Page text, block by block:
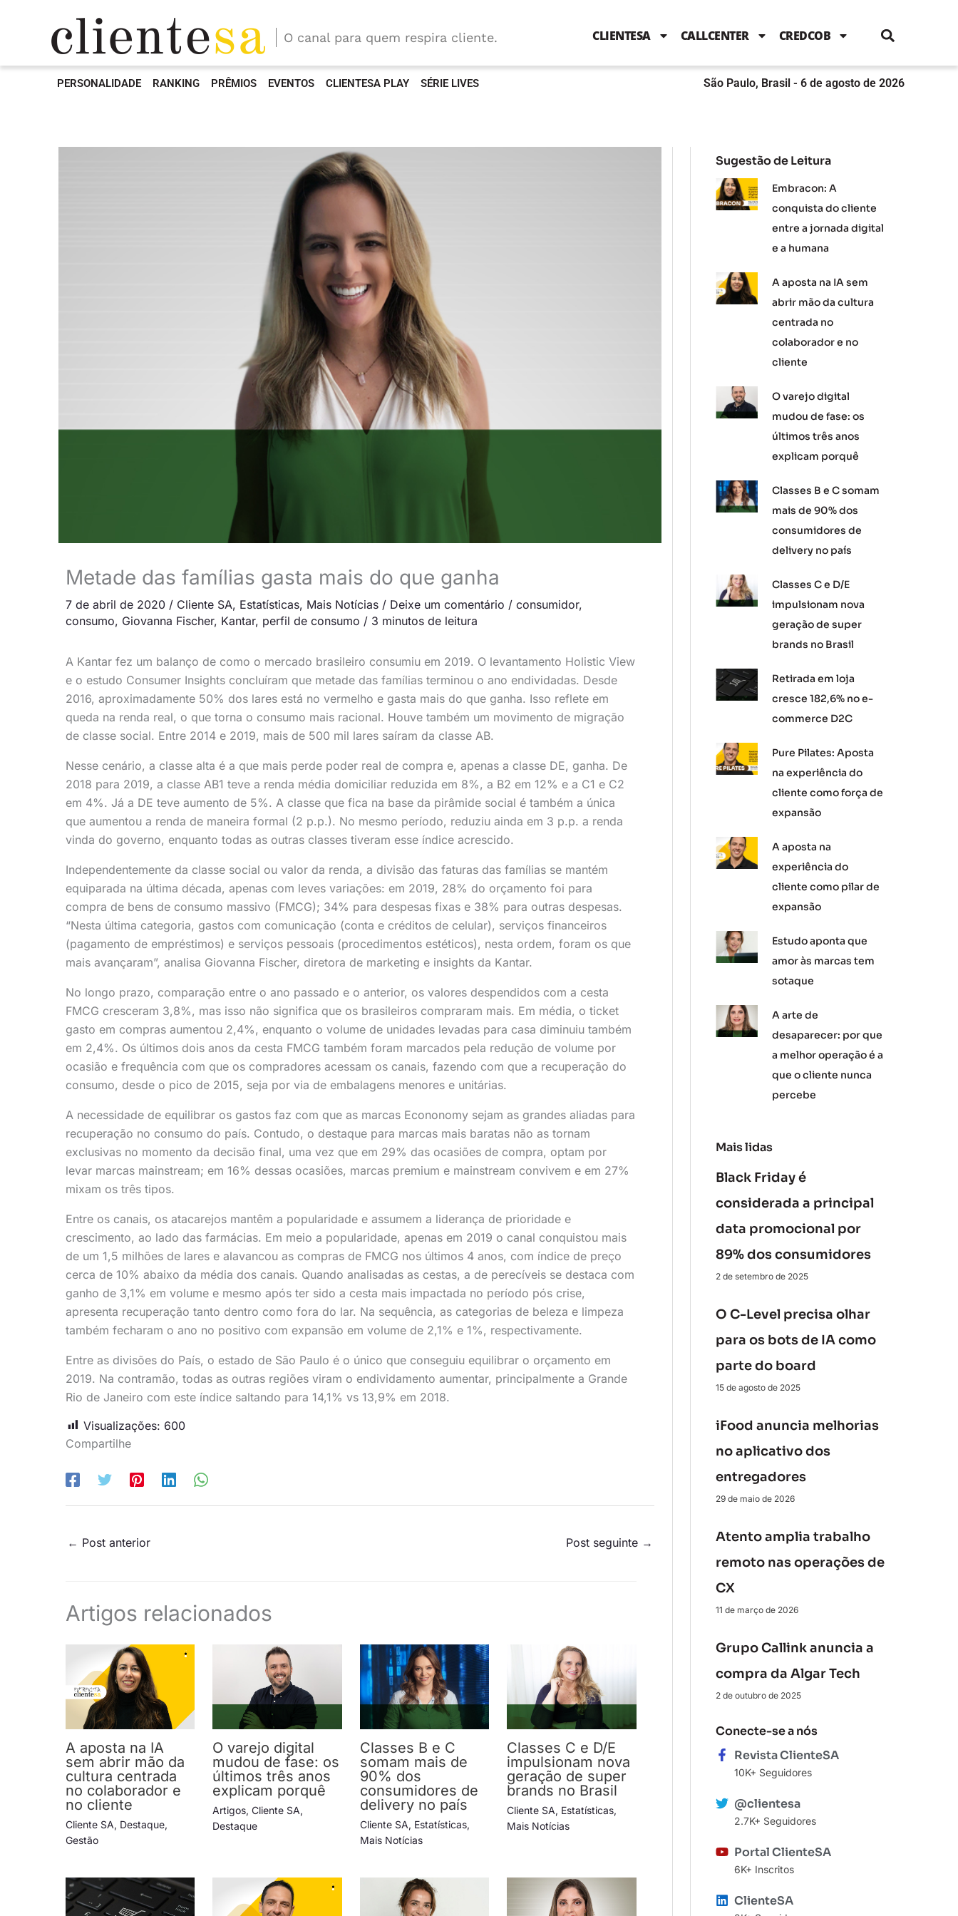
b
o
k
t
e
b
n
g
a
m
O canal para quem respira cliente. CLIENTESA CALLCENTER CREDCOB
PERSONALIDADE RANKING PRÊMIOS EVENTOS CLIENTESA PLAY SÉRIE LIVES São Paulo, Brasil - 6 de agosto de 2026
Metade das famílias gasta mais do que ganha
7 de abril de 2020 / Cliente SA, Estatísticas, Mais Notícias / Deixe um comentário / consumidor,
consumo, Giovanna Fischer, Kantar, perfil de consumo / 3 minutos de leitura
A Kantar fez um balanço de como o mercado brasileiro consumiu em 2019. O levantamento Holistic View
e o estudo Consumer Insights concluíram que metade das famílias terminou o ano endividadas. Desde
2016, aproximadamente 50% dos lares está no vermelho e gasta mais do que ganha. Isso reflete em
queda na renda real, o que torna o consumo mais racional. Houve também um movimento de migração
de classe social. Entre 2014 e 2019, mais de 500 mil lares saíram da classe AB.
Nesse cenário, a classe alta é a que mais perde poder real de compra e, apenas a classe DE, ganha. De
2018 para 2019, a classe AB1 teve a renda média domiciliar reduzida em 8%, a B2 em 12% e a C1 e C2
em 4%. Já a DE teve aumento de 5%. A classe que fica na base da pirâmide social é também a única
que aumentou a renda de maneira formal (2 p.p.). No mesmo período, reduziu ainda em 3 p.p. a renda
vinda do governo, enquanto todas as outras classes tiveram esse índice acrescido.
Independentemente da classe social ou valor da renda, a divisão das faturas das famílias se mantém
equiparada na última década, apenas com leves variações: em 2019, 28% do orçamento foi para
compra de bens de consumo massivo (FMCG); 34% para despesas fixas e 38% para outras despesas.
“Nesta última categoria, gastos com comunicação (conta e créditos de celular), serviços financeiros
(pagamento de empréstimos) e serviços pessoais (procedimentos estéticos), nesta ordem, foram os que
mais avançaram”, analisa Giovanna Fischer, diretora de marketing e insights da Kantar.
No longo prazo, comparação entre o ano passado e o anterior, os valores despendidos com a cesta
FMCG cresceram 3,8%, mas isso não significa que os brasileiros compraram mais. Em média, o ticket
gasto em compras aumentou 2,4%, enquanto o volume de unidades levadas para casa diminuiu também
em 2,4%. Os últimos dois anos da cesta FMCG também foram marcados pela redução de volume por
ocasião e frequência com que os compradores acessam os canais, fazendo com que a recuperação do
consumo, desde o pico de 2015, seja por via de embalagens menores e unitárias.
A necessidade de equilibrar os gastos faz com que as marcas Econonomy sejam as grandes aliadas para
recuperação no consumo do país. Contudo, o destaque para marcas mais baratas não as tornam
exclusivas no momento da decisão final, uma vez que em 29% das ocasiões de compra, optam por
levar marcas mainstream; em 16% dessas ocasiões, marcas premium e mainstream convivem e em 27%
mixam os três tipos.
Entre os canais, os atacarejos mantêm a popularidade e assumem a liderança de prioridade e
crescimento, ao lado das farmácias. Em meio a popularidade, apenas em 2019 o canal conquistou mais
de um 1,5 milhões de lares e alavancou as compras de FMCG nos últimos 4 anos, com índice de preço
cerca de 10% abaixo da média dos canais. Quando analisadas as cestas, a de perecíveis se destaca com
ganho de 3,1% em volume e mesmo após ter sido a cesta mais impactada no período pós crise,
apresenta recuperação tanto dentro como fora do lar. Na sequência, as categorias de beleza e limpeza
também fecharam o ano no positivo com expansão em volume de 2,1% e 1%, respectivamente.
Entre as divisões do País, o estado de São Paulo é o único que conseguiu equilibrar o orçamento em
2019. Na contramão, todas as outras regiões viram o endividamento aumentar, principalmente a Grande
Rio de Janeiro com este índice saltando para 14,1% vs 13,9% em 2018.
Visualizações: 600
Compartilhe
← Post anterior Post seguinte →
Artigos relacionados
A aposta na IA
sem abrir mão da
cultura centrada
no colaborador e
no cliente
Cliente SA, Destaque,
Gestão
O varejo digital
mudou de fase: os
últimos três anos
explicam porquê
Artigos,Cliente SA,
Destaque
Classes B e C
somam mais de
90% dos
consumidores de
delivery no país
Cliente SA, Estatísticas,
Mais Notícias
Classes C e D/E
impulsionam nova
geração de super
brands no Brasil
Cliente SA, Estatísticas,
Mais Notícias
Sugestão de Leitura
Embracon: A
conquista do cliente
entre a jornada digital
e a humana
A aposta na IA sem
abrir mão da cultura
centrada no
colaborador e no
cliente
O varejo digital
mudou de fase: os
últimos três anos
explicam porquê
Classes B e C somam
mais de 90% dos
consumidores de
delivery no país
Classes C e D/E
impulsionam nova
geração de super
brands no Brasil
Retirada em loja
cresce 182,6% no e-
commerce D2C
Pure Pilates: Aposta
na experiência do
cliente como força de
expansão
A aposta na
experiência do
cliente como pilar de
expansão
Estudo aponta que
amor às marcas tem
sotaque
A arte de
desaparecer: por que
a melhor operação é a
que o cliente nunca
percebe
Mais lidas
Black Friday é
considerada a principal
data promocional por
89% dos consumidores
2 de setembro de 2025
O C-Level precisa olhar
para os bots de IA como
parte do board
15 de agosto de 2025
iFood anuncia melhorias
no aplicativo dos
entregadores
29 de maio de 2026
Atento amplia trabalho
remoto nas operações de
CX
11 de março de 2026
Grupo Callink anuncia a
compra da Algar Tech
2 de outubro de 2025
Conecte-se a nós
Revista ClienteSA
10K+ Seguidores
@clientesa
2.7K+ Seguidores
Portal ClienteSA
6K+ Inscritos
ClienteSA